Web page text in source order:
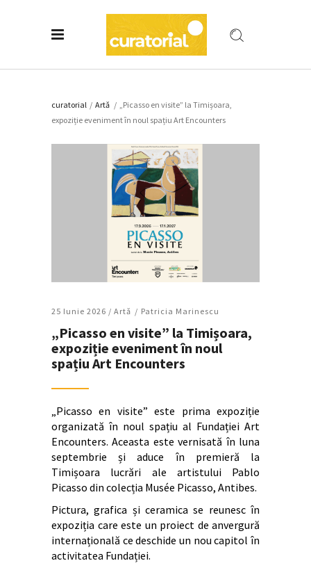
curatorial / Artǎ / „Picasso en visite” la Timișoara,
expoziție eveniment în noul spațiu Art Encounters
25 Iunie 2026 / Artǎ Patricia Marinescu
„Picasso en visite” la Timișoara,
expoziție eveniment în noul
spațiu Art Encounters
„Picasso en visite” este prima expoziție
organizată în noul spațiu al Fundației Art
Encounters. Aceasta este vernisată în luna
septembrie și aduce în premieră la
Timișoara lucrări ale artistului Pablo
Picasso din colecția Musée Picasso, Antibes.
Pictura, grafica și ceramica se reunesc în
expoziția care este un proiect de anvergură
internațională ce deschide un nou capitol în
activitatea Fundației.